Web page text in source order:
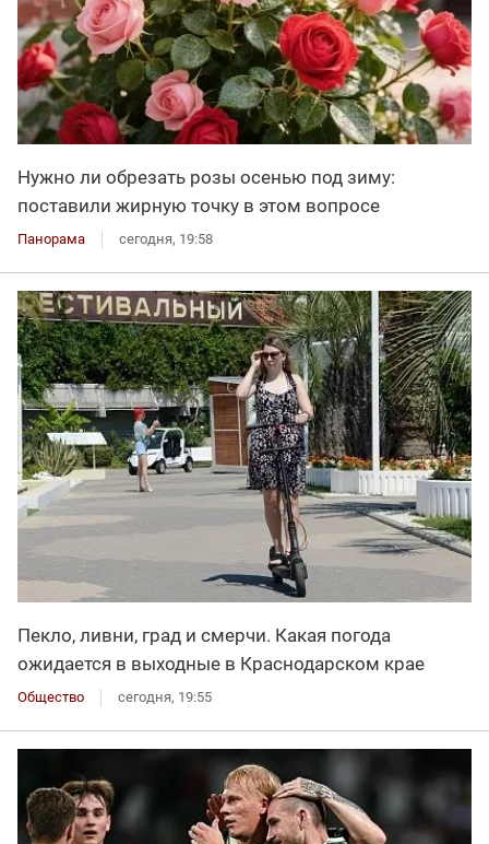
Нужно ли обрезать розы осенью под зиму:
поставили жирную точку в этом вопросе
Панорама сегодня, 19:58
Пекло, ливни, град и смерчи. Какая погода
ожидается в выходные в Краснодарском крае
Общество сегодня, 19:55